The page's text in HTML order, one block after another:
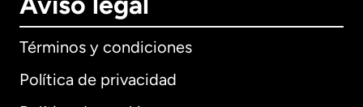
Términos y condiciones
Política de privacidad